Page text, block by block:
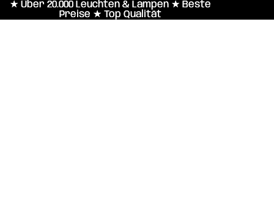
★ Über 20.000 Leuchten & Lampen ★ Beste
Preise ★ Top Qualität
★ Über 20.000 Leuchten & Lampen ★ Beste
Preise ★ Top Qualität